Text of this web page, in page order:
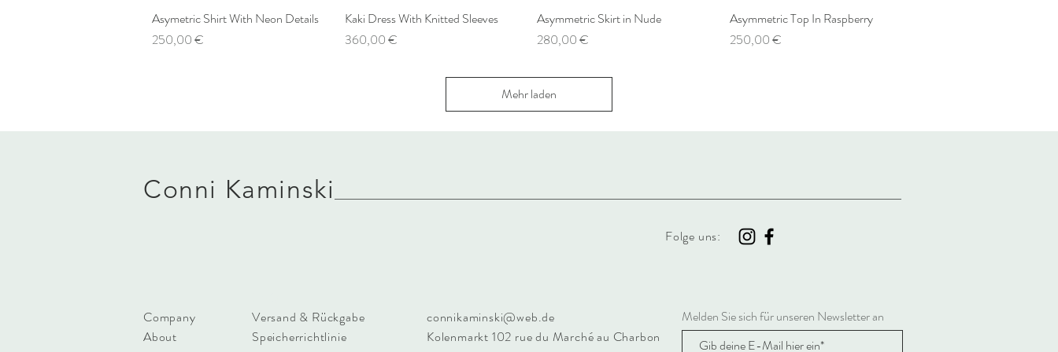
Schnellansicht
Asymetric Shirt With Neon Details
Preis
250,00 €
Schnellansicht
Kaki Dress With Knitted Sleeves
Preis
360,00 €
Schnellansicht
Asymmetric Skirt in Nude
Preis
280,00 €
Schnellansicht
Asymmetric Top In Raspberry
Preis
250,00 €
Mehr laden
Conni Kaminski
Folge uns:
Company
About
Versand & Rückgabe
Speicherrichtlinie
connikaminski@web.de
Kolenmarkt 102 rue du Marché au Charbon
Melden Sie sich für unseren Newsletter an